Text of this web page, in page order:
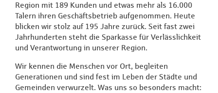
Region mit 189 Kunden und etwas mehr als 16.000
Talern ihren Geschäftsbetrieb aufgenommen. Heute
blicken wir stolz auf 195 Jahre zurück. Seit fast zwei
Jahrhunderten steht die Sparkasse für Verlässlichkeit
und Verantwortung in unserer Region.
Wir kennen die Menschen vor Ort, begleiten
Generationen und sind fest im Leben der Städte und
Gemeinden verwurzelt. Was uns so besonders macht: